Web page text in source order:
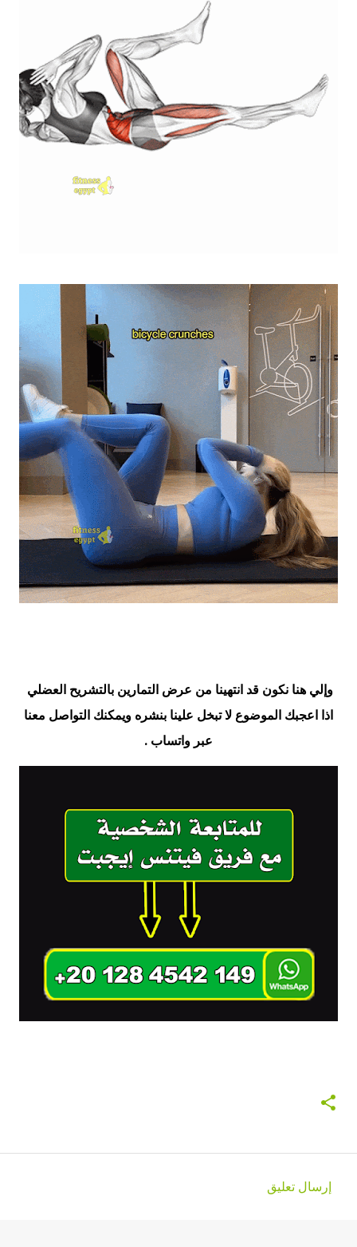
وإلي هنا نكون قد انتهينا من عرض التمارين بالتشريح العضلي
اذا اعجبك الموضوع لا تبخل علينا بنشره ويمكنك التواصل معنا
عبر واتساب .
إرسال تعليق